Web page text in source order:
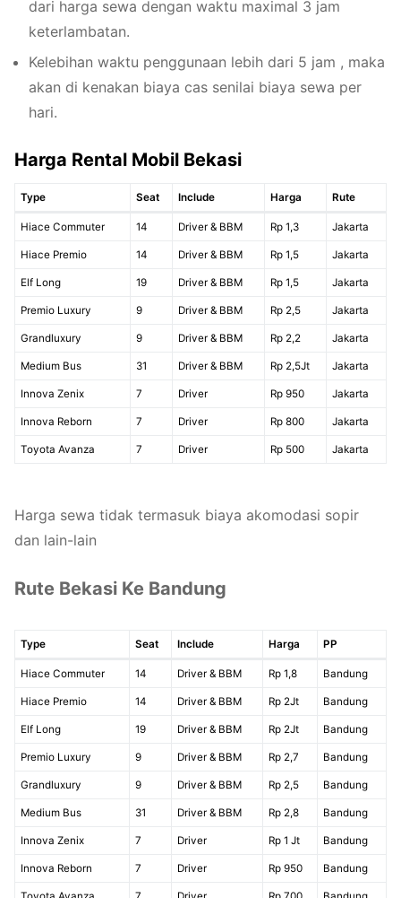
dari harga sewa dengan waktu maximal 3 jam
keterlambatan.
Kelebihan waktu penggunaan lebih dari 5 jam , maka
akan di kenakan biaya cas senilai biaya sewa per
hari.
Harga Rental Mobil Bekasi
Type Seat Include Harga Rute
Hiace Commuter 14 Driver & BBM Rp 1,3 Jakarta
Hiace Premio 14 Driver & BBM Rp 1,5 Jakarta
Elf Long 19 Driver & BBM Rp 1,5 Jakarta
Premio Luxury 9 Driver & BBM Rp 2,5 Jakarta
Grandluxury 9 Driver & BBM Rp 2,2 Jakarta
Medium Bus 31 Driver & BBM Rp 2,5Jt Jakarta
Innova Zenix 7 Driver Rp 950 Jakarta
Innova Reborn 7 Driver Rp 800 Jakarta
Toyota Avanza 7 Driver Rp 500 Jakarta
Harga sewa tidak termasuk biaya akomodasi sopir
dan lain-lain
Rute Bekasi Ke Bandung
Type Seat Include Harga PP
Hiace Commuter 14 Driver & BBM Rp 1,8 Bandung
Hiace Premio 14 Driver & BBM Rp 2Jt Bandung
Elf Long 19 Driver & BBM Rp 2Jt Bandung
Premio Luxury 9 Driver & BBM Rp 2,7 Bandung
Grandluxury 9 Driver & BBM Rp 2,5 Bandung
Medium Bus 31 Driver & BBM Rp 2,8 Bandung
Innova Zenix 7 Driver Rp 1 Jt Bandung
Innova Reborn 7 Driver Rp 950 Bandung